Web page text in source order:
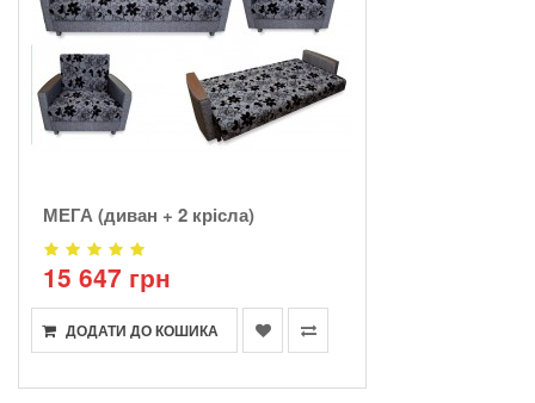
МЕГА (диван + 2 крісла)
15 647 грн
ДОДАТИ ДО КОШИКА